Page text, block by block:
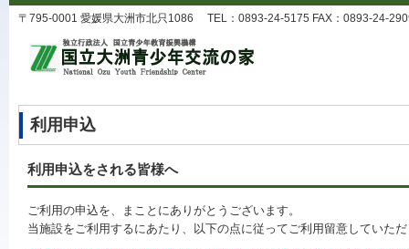
〒795-0001 愛媛県大洲市北只1086 TEL：0893-24-5175 FAX：0893-24-
利用申込
利用申込をされる皆様へ
ご利用の申込を、まことにありがとうございます。
当施設をご利用するにあたり、以下の点に従ってご利用留意していた